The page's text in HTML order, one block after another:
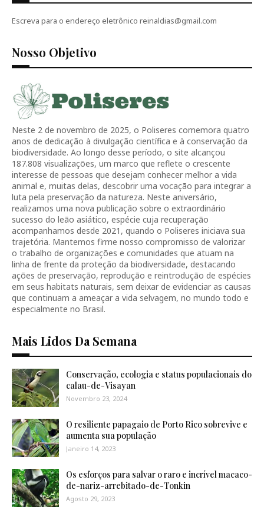
Escreva para o endereço eletrônico reinaldias@gmail.com
Nosso Objetivo
Neste 2 de novembro de 2025, o Poliseres comemora quatro
anos de dedicação à divulgação científica e à conservação da
biodiversidade. Ao longo desse período, o site alcançou
187.808 visualizações, um marco que reflete o crescente
interesse de pessoas que desejam conhecer melhor a vida
animal e, muitas delas, descobrir uma vocação para integrar a
luta pela preservação da natureza. Neste aniversário,
realizamos uma nova publicação sobre o extraordinário
sucesso do leão asiático, espécie cuja recuperação
acompanhamos desde 2021, quando o Poliseres iniciava sua
trajetória. Mantemos firme nosso compromisso de valorizar
o trabalho de organizações e comunidades que atuam na
linha de frente da proteção da biodiversidade, destacando
ações de preservação, reprodução e reintrodução de espécies
em seus habitats naturais, sem deixar de evidenciar as causas
que continuam a ameaçar a vida selvagem, no mundo todo e
especialmente no Brasil.
Mais Lidos Da Semana
Conservação, ecologia e status populacionais do
calau-de-Visayan
Novembro 23, 2024
O resiliente papagaio de Porto Rico sobrevive e
aumenta sua população
Janeiro 14, 2023
Os esforços para salvar o raro e incrível macaco-
de-nariz-arrebitado-de-Tonkin
Agosto 29, 2023